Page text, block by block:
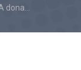
dona…